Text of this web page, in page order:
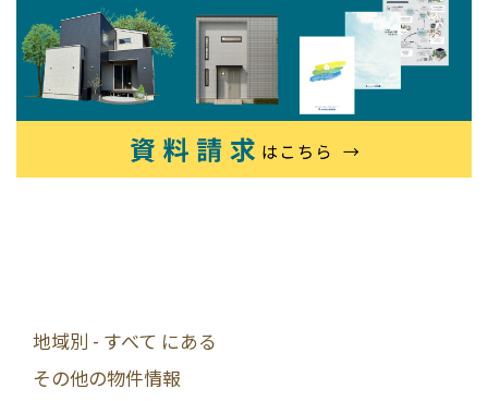
地域別 - すべて にある
その他の物件情報